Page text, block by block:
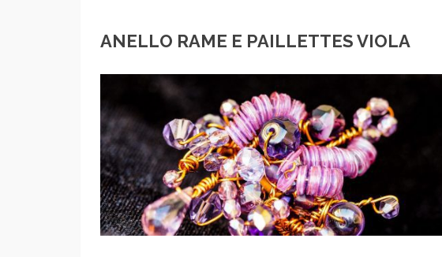
ANELLO RAME E PAILLETTES VIOLA